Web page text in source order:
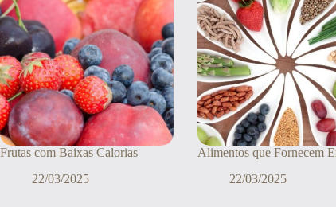
Frutas com Baixas Calorias
22/03/2025
Alimentos que Fornecem
22/03/2025